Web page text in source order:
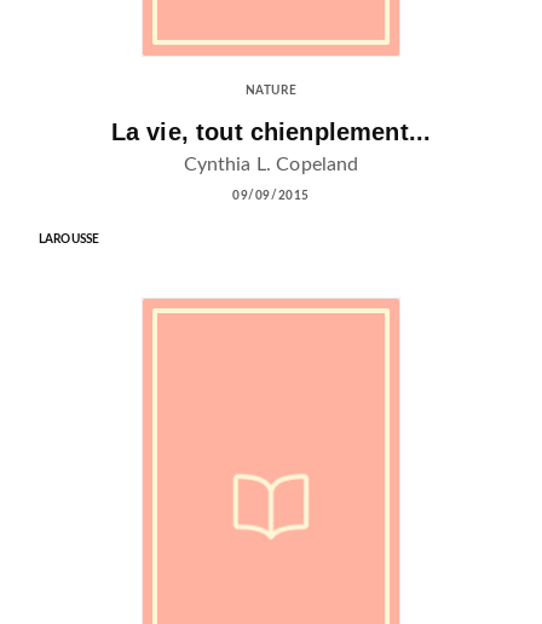
NATURE
La vie, tout chienplement...
Cynthia L. Copeland
09/09/2015
LAROUSSE